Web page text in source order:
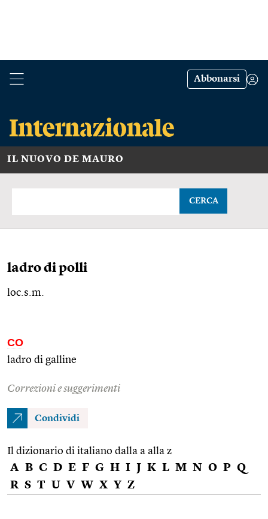
Abbonarsi
IL NUOVO DE MAURO
CERCA
ladro di polli
loc.s.m.
CO
ladro di galline
Correzioni e suggerimenti
Condividi
Il dizionario di italiano dalla a alla z
A B C D E F G H I J K L M N O P Q
R S T U V W X Y Z